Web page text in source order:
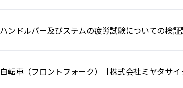
ハンドルバー及びステムの疲労試験についての検
自転車（フロントフォーク）［株式会社ミヤタサ